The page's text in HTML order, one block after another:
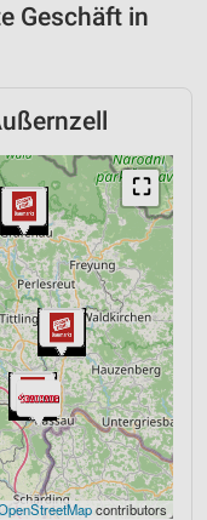
Geschäft in
⛶
contributors